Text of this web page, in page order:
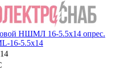
НШМЛ 16-5.5х14 опрес.
16-5.5х14